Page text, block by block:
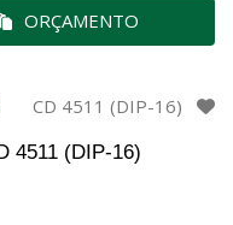
ORÇAMENTO
4511 (DIP-16)